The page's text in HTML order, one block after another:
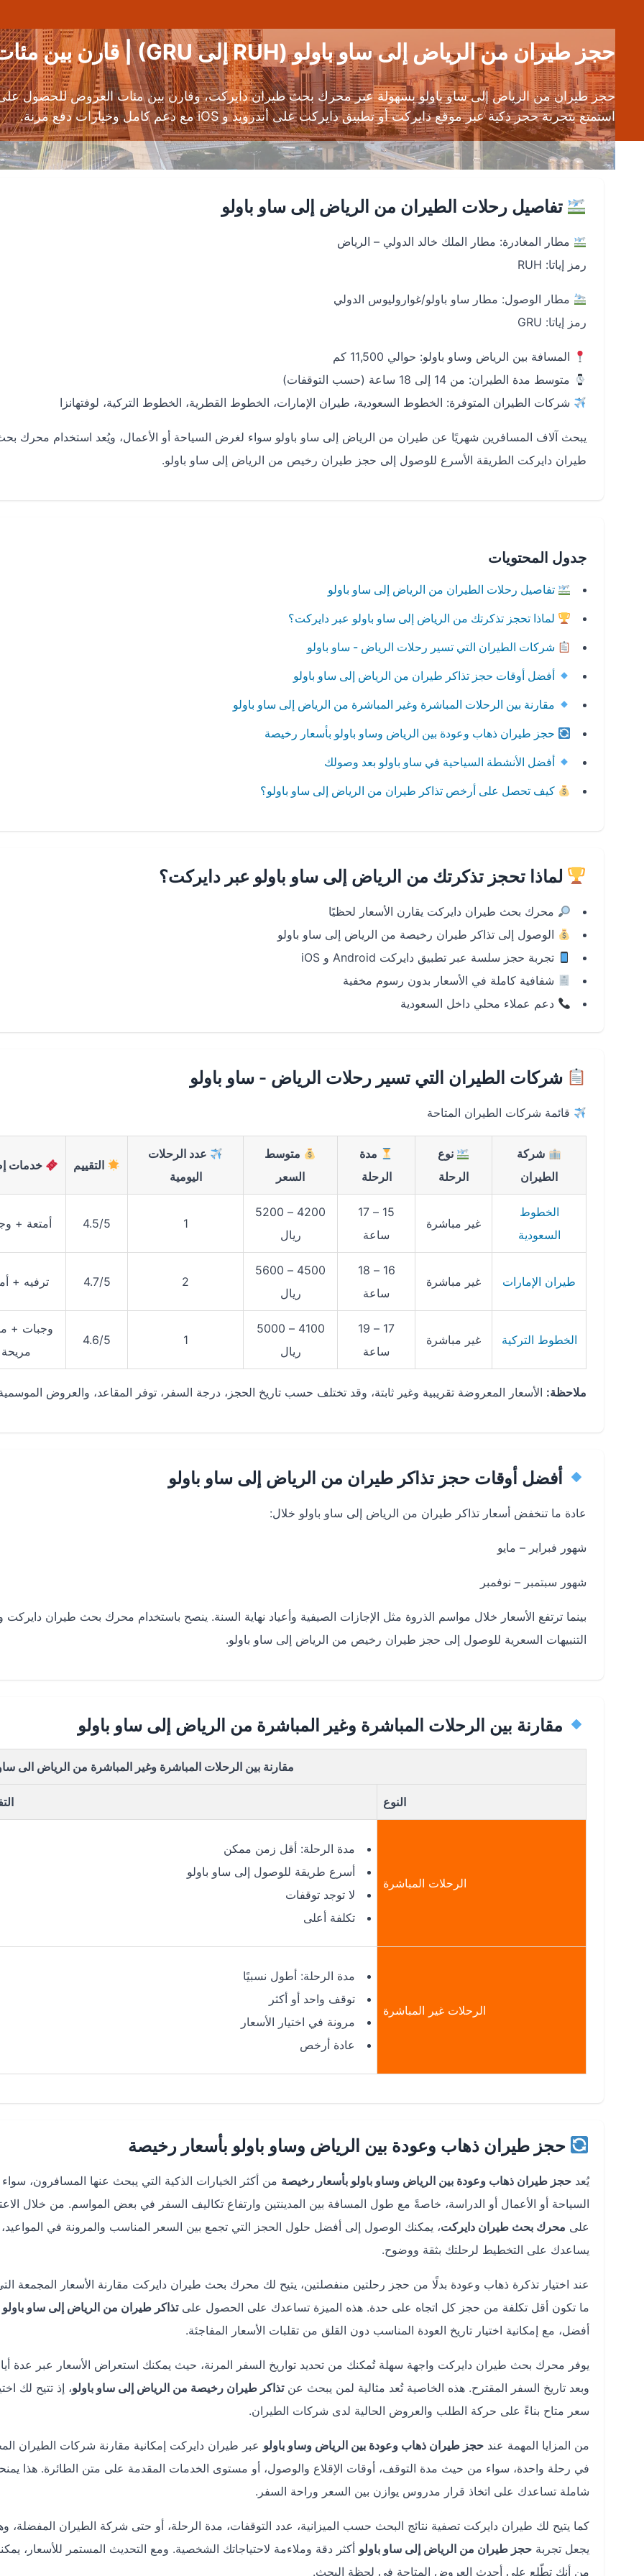
حجز طيران من الرياض إلى ساو باولو (RUH إلى GRU) | قارن بين مئات العروض
حجز طيران من الرياض إلى ساو باولو بسهولة عبر محرك بحث طيران دايركت، وقارن بين مئات العروض للحصول
استمتع بتجربة حجز ذكية عبر موقع دايركت أو تطبيق دايركت على أندرويد و iOS مع دعم كامل وخيارات دفع مرنة.
تفاصيل رحلات الطيران من الرياض إلى ساو باولو
مطار المغادرة: مطار الملك خالد الدولي – الرياض
رمز إياتا: RUH
مطار الوصول: مطار ساو باولو/غواروليوس الدولي
رمز إياتا: GRU
المسافة بين الرياض وساو باولو: حوالي 11,500 كم
متوسط مدة الطيران: من 14 إلى 18 ساعة (حسب التوقفات)
شركات الطيران المتوفرة: الخطوط السعودية، طيران الإمارات، الخطوط القطرية، الخطوط التركية، لوفتهانزا
يبحث آلاف المسافرين شهريًا عن طيران من الرياض إلى ساو باولو سواء لغرض السياحة أو الأعمال، ويُعد استخدام محرك
طيران دايركت الطريقة الأسرع للوصول إلى حجز طيران رخيص من الرياض إلى ساو باولو.
جدول المحتويات
تفاصيل رحلات الطيران من الرياض إلى ساو باولو
لماذا تحجز تذكرتك من الرياض إلى ساو باولو عبر دايركت؟
شركات الطيران التي تسير رحلات الرياض - ساو باولو
أفضل أوقات حجز تذاكر طيران من الرياض إلى ساو باولو
مقارنة بين الرحلات المباشرة وغير المباشرة من الرياض إلى ساو باولو
حجز طيران ذهاب وعودة بين الرياض وساو باولو بأسعار رخيصة
أفضل الأنشطة السياحية في ساو باولو بعد وصولك
كيف تحصل على أرخص تذاكر طيران من الرياض إلى ساو باولو؟
لماذا تحجز تذكرتك من الرياض إلى ساو باولو عبر دايركت؟
محرك بحث طيران دايركت يقارن الأسعار لحظيًا
الوصول إلى تذاكر طيران رخيصة من الرياض إلى ساو باولو
تجربة حجز سلسة عبر تطبيق دايركت Android و iOS
شفافية كاملة في الأسعار بدون رسوم مخفية
دعم عملاء محلي داخل السعودية
شركات الطيران التي تسير رحلات الرياض - ساو باولو
قائمة شركات الطيران المتاحة
شركة
الطيران
نوع
الرحلة
مدة
الرحلة
متوسط
السعر
عدد الرحلات
اليومية
التقييم خدمات
الخطوط
السعودية
غير مباشرة
15 – 17
ساعة
4200 – 5200
ريال
1
4.5/5 أمتعة +
طيران الإمارات غير مباشرة
16 – 18
ساعة
4500 – 5600
ريال
2
4.7/5 ترفيه +
الخطوط التركية غير مباشرة
17 – 19
ساعة
4100 – 5000
ريال
1
4.6/5
وجبات +
مريحة
ملاحظة: الأسعار المعروضة تقريبية وغير ثابتة، وقد تختلف حسب تاريخ الحجز، درجة السفر، توفر المقاعد، والعروض
أفضل أوقات حجز تذاكر طيران من الرياض إلى ساو باولو
عادة ما تنخفض أسعار تذاكر طيران من الرياض إلى ساو باولو خلال:
شهور فبراير – مايو
شهور سبتمبر – نوفمبر
بينما ترتفع الأسعار خلال مواسم الذروة مثل الإجازات الصيفية وأعياد نهاية السنة. ينصح باستخدام محرك بحث طيران دايركت
التنبيهات السعرية للوصول إلى حجز طيران رخيص من الرياض إلى ساو باولو.
مقارنة بين الرحلات المباشرة وغير المباشرة من الرياض إلى ساو باولو
مقارنة بين الرحلات المباشرة وغير المباشرة من الرياض الى
النوع
الرحلات المباشرة
مدة الرحلة: أقل زمن ممكن
أسرع طريقة للوصول إلى ساو باولو
لا توجد توقفات
تكلفة أعلى
الرحلات غير المباشرة
مدة الرحلة: أطول نسبيًا
توقف واحد أو أكثر
مرونة في اختيار الأسعار
عادة أرخص
حجز طيران ذهاب وعودة بين الرياض وساو باولو بأسعار رخيصة
يُعد حجز طيران ذهاب وعودة بين الرياض وساو باولو بأسعار رخيصة من أكثر الخيارات الذكية التي يبحث عنها المسافرون،
السياحة أو الأعمال أو الدراسة، خاصةً مع طول المسافة بين المدينتين وارتفاع تكاليف السفر في بعض المواسم. من خلال
على محرك بحث طيران دايركت، يمكنك الوصول إلى أفضل حلول الحجز التي تجمع بين السعر المناسب والمرونة في
يساعدك على التخطيط لرحلتك بثقة ووضوح.
عند اختيار تذكرة ذهاب وعودة بدلًا من حجز رحلتين منفصلتين، يتيح لك محرك بحث طيران دايركت مقارنة الأسعار المجمعة
ما تكون أقل تكلفة من حجز كل اتجاه على حدة. هذه الميزة تساعدك على الحصول علىتذاكر طيران من الرياض إلى ساو باولو
أفضل، مع إمكانية اختيار تاريخ العودة المناسب دون القلق من تقلبات الأسعار المفاجئة.
يوفر محرك بحث طيران دايركت واجهة سهلة تُمكنك من تحديد تواريخ السفر المرنة، حيث يمكنك استعراض الأسعار عبر عدة
وبعد تاريخ السفر المقترح. هذه الخاصية تُعد مثالية لمن يبحث عنتذاكر طيران رخيصة من الرياض إلى ساو باولو، إذ تتيح لك
سعر متاح بناءً على حركة الطلب والعروض الحالية لدى شركات الطيران.
من المزايا المهمة عند حجز طيران ذهاب وعودة بين الرياض وساو باولو عبر طيران دايركت إمكانية مقارنة شركات الطيران
في رحلة واحدة، سواء من حيث مدة التوقف، أوقات الإقلاع والوصول، أو مستوى الخدمات المقدمة على متن الطائرة. هذا
شاملة تساعدك على اتخاذ قرار مدروس يوازن بين السعر وراحة السفر.
كما يتيح لك طيران دايركت تصفية نتائج البحث حسب الميزانية، عدد التوقفات، مدة الرحلة، أو حتى شركة الطيران المفضلة،
يجعل تجربة حجز طيران من الرياض إلى ساو باولو أكثر دقة وملاءمة لاحتياجاتك الشخصية. ومع التحديث المستمر للأسعار،
من أنك تطّلع على أحدث العروض المتاحة في لحظة البحث.